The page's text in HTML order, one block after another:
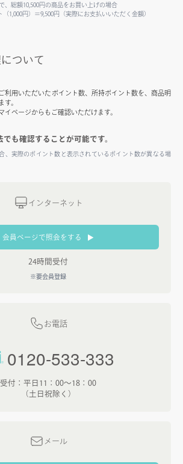
、総額10,500円の商品をお買い上げの場合
1,000円）＝9,500円（実際にお支払いいただく金額）
ついて
利用いただいたポイント数、所持ポイント数を、商品明
す。
イページからもご確認いただけます。
も確認することが可能です。
、実際のポイント数と表示されているポイント数が異なる場
インターネット
会員ページで照会をする ▼
24時間受付
※要会員登録
お電話
0120-533-333
受付：平日11：00～18：00
（土日祝除く）
メール